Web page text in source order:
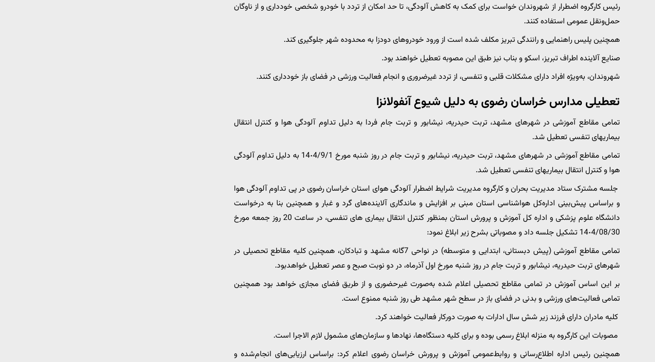
رئیس کارگروه اضطرار از شهروندان خواست برای کمک به کاهش آلودگی، تا حد امکان از تردد با خودرو شخصی خودداری و از ناوگان
حمل‌ونقل عمومی استفاده کنند.
همچنین پلیس راهنمایی و رانندگی تبریز مکلف شده است از ورود خودروهای دودزا به محدوده شهر جلوگیری کند.
صنایع آلاینده اطراف تبریز، اسکو و بناب نیز طبق این مصوبه تعطیل خواهند بود.
شهروندان، به‌ویژه افراد دارای مشکلات قلبی و تنفسی، از تردد غیرضروری و انجام فعالیت ورزشی در فضای باز خودداری کنند.
تعطیلی مدارس خراسان رضوی به دلیل شیوع آنفولانزا
تمامی مقاطع آموزشی در شهرهای مشهد، تربت حیدریه، نیشابور و تربت جام فردا به دلیل تداوم آلودگی هوا و کنترل انتقال
بیماریهای تنفسی تعطیل شد.
تمامی مقاطع آموزشی در شهرهای مشهد، تربت حیدریه، نیشابور و تربت جام در روز شنبه مورخ 14٠4/9/1 به دلیل تداوم آلودگی
هوا و کنترل انتقال بیماریهای تنفسی تعطیل شد.
جلسه مشترک ستاد مدیریت بحران و کارگروه مدیریت شرایط اضطرار آلودگی هوای استان خراسان رضوی در پی تداوم آلودگی هوا
و براساس پیش‌بینی اداره‌کل هواشناسی استان مبنی بر افزایش و ماندگاری آلاینده‌های گرد و غبار و همچنین بنا به درخواست
دانشگاه علوم پزشکی و اداره کل آموزش و پرورش استان بمنظور کنترل انتقال بیماری های تنفسی، در ساعت 20 روز جمعه مورخ
14٠4/08/30 تشکیل جلسه داد و مصوباتی بشرح زیر ابلاغ نمود:
تمامی مقاطع آموزشی (پیش دبستانی، ابتدایی و متوسطه) در نواحی 7گانه مشهد و تبادکان، همچنین کلیه مقاطع تحصیلی در
شهرهای تربت حیدریه، نیشابور و تربت جام در روز شنبه مورخ اول آذرماه، در دو نوبت صبح و عصر تعطیل خواهدبود.
بر این اساس آموزش در تمامی مقاطع تحصیلی اعلام شده به‌صورت غیرحضوری و از طریق فضای مجازی خواهد بود همچنین
تمامی فعالیت‌های ورزشی و بدنی در فضای باز در سطح شهر مشهد طی روز شنبه ممنوع است.
کلیه مادران دارای فرزند زیر شش سال ادارات به صورت دورکار فعالیت خواهند کرد.
مصوبات این کارگروه به منزله ابلاغ رسمی بوده و برای کلیه دستگاه‌ها، نهادها و سازمان‌های مشمول لازم الاجرا است.
همچنین رئیس اداره اطلاع‌رسانی و روابط‌عمومی آموزش‌ و پرورش خراسان رضوی اعلام کرد: براساس ارزیابی‌های انجام‌شده و